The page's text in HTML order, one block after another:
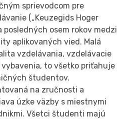
sprievodcom pre
(„Keuzegids Hoger
posledných osem rokov medzi
aplikovaných vied. Malá
vzdelávania, vzdelávacie
to všetko priťahuje
študentov.
na zručnosti a
úzke väzby s miestnymi
Všetci študenti majú